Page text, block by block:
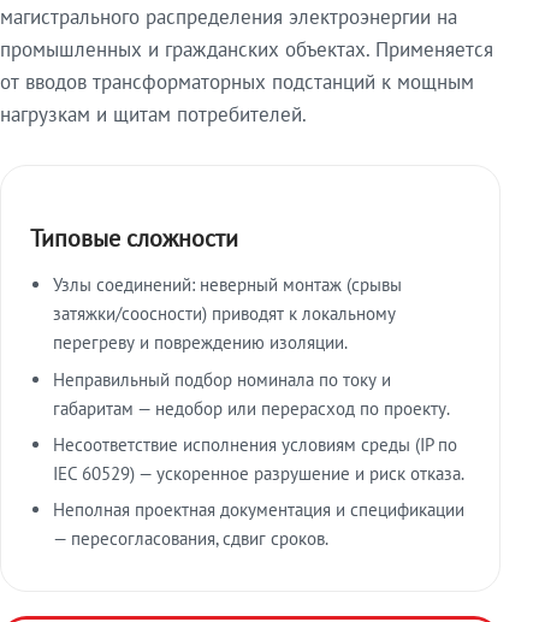
магистрального распределения электроэнергии на
промышленных и гражданских объектах. Применяется
от вводов трансформаторных подстанций к мощным
нагрузкам и щитам потребителей.
Типовые сложности
Узлы соединений: неверный монтаж (срывы
затяжки/соосности) приводят к локальному
перегреву и повреждению изоляции.
Неправильный подбор номинала по току и
габаритам — недобор или перерасход по проекту.
Несоответствие исполнения условиям среды (IP по
IEC 60529) — ускоренное разрушение и риск отказа.
Неполная проектная документация и спецификации
— пересогласования, сдвиг сроков.